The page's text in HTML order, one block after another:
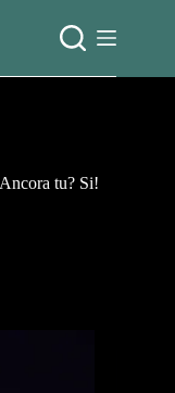
tu? Si!